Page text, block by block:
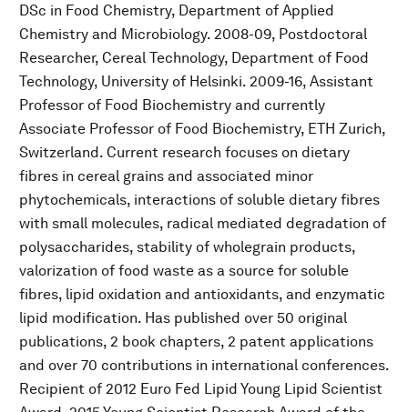
DSc in Food Chemistry, Department of Applied
Chemistry and Microbiology. 2008-09, Postdoctoral
Researcher, Cereal Technology, Department of Food
Technology, University of Helsinki. 2009-16, Assistant
Professor of Food Biochemistry and currently
Associate Professor of Food Biochemistry, ETH Zurich,
Switzerland. Current research focuses on dietary
fibres in cereal grains and associated minor
phytochemicals, interactions of soluble dietary fibres
with small molecules, radical mediated degradation of
polysaccharides, stability of wholegrain products,
valorization of food waste as a source for soluble
fibres, lipid oxidation and antioxidants, and enzymatic
lipid modification. Has published over 50 original
publications, 2 book chapters, 2 patent applications
and over 70 contributions in international conferences.
Recipient of 2012 Euro Fed Lipid Young Lipid Scientist